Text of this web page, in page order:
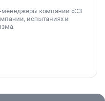
менеджеры компании «СЗ
испытаниях и